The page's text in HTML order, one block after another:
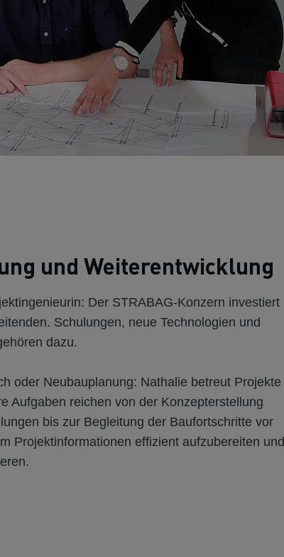
und Weiterentwicklung
Der STRABAG-Konzern investiert
Schulungen, neue Technologien und
dazu.
oder Neubauplanung: Nathalie betreut Projekte
Aufgaben reichen von der Konzepterstellung
bis zur Begleitung der Baufortschritte vor
Projektinformationen effizient aufzubereiten und